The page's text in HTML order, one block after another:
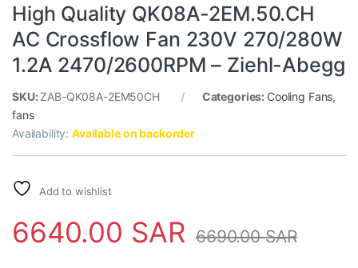
High Quality QK08A-2EM.50.CH
AC Crossflow Fan 230V 270/280W
1.2A 2470/2600RPM – Ziehl-Abegg
SKU:ZAB-QK08A-2EM50CH Categories: Cooling Fans,
fans
Availability:Available on backorder
Add to wishlist
6640.00 SAR 6690.00SAR